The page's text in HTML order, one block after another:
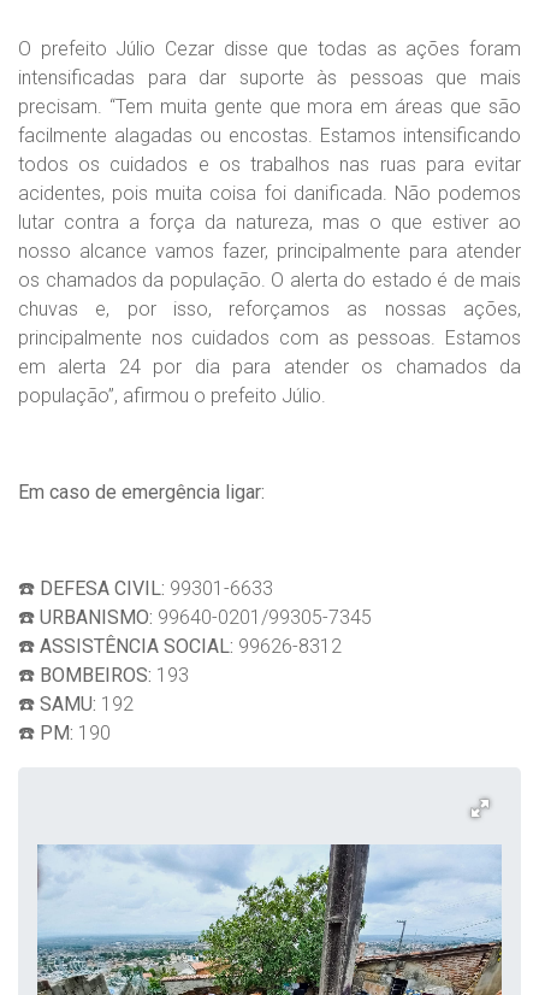
O prefeito Júlio Cezar disse que todas as ações foram
intensificadas para dar suporte às pessoas que mais
precisam. “Tem muita gente que mora em áreas que são
facilmente alagadas ou encostas. Estamos intensificando
todos os cuidados e os trabalhos nas ruas para evitar
acidentes, pois muita coisa foi danificada. Não podemos
lutar contra a força da natureza, mas o que estiver ao
nosso alcance vamos fazer, principalmente para atender
os chamados da população. O alerta do estado é de mais
chuvas e, por isso, reforçamos as nossas ações,
principalmente nos cuidados com as pessoas. Estamos
em alerta 24 por dia para atender os chamados da
população”, afirmou o prefeito Júlio.
Em caso de emergência ligar:
☎️ DEFESA CIVIL: 99301-6633
☎️ URBANISMO: 99640-0201/99305-7345
☎️ ASSISTÊNCIA SOCIAL: 99626-8312
☎️ BOMBEIROS: 193
☎️ SAMU: 192
☎️ PM: 190